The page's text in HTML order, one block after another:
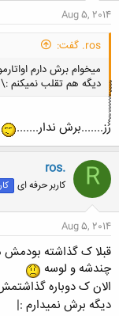
Aug 5, 2014
ros. گفت:
میخوام برش دارم
دیگه هم تقلب نمیکنم :\
رُُُُُُُُُُُُُُز.......برش ندار.......
R
ros.
کاربر حرفه ای
Aug 5, 2014
قبلا ک گذاشته
چندشه و لوسه
الان ک دوباره
دیگه برش نمیدارم :|